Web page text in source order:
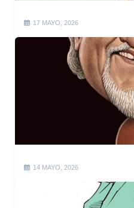
17 MAYO, 2026
14 MAYO, 2026